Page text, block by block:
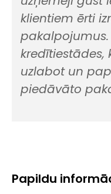
klientiem ērti
uzlabot un
piedāvāto
Papildu